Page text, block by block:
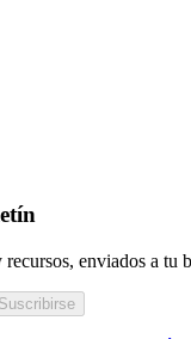
enviados a tu
Suscribirse